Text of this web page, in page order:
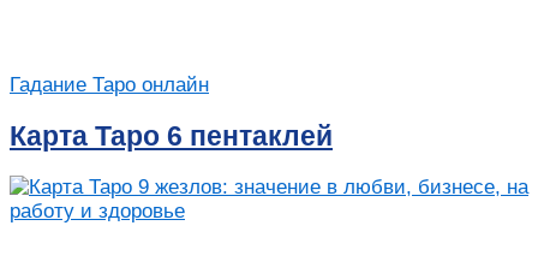
Гадание Таро онлайн
Карта Таро 6 пентаклей